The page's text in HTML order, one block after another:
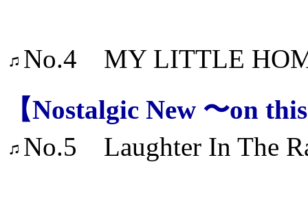
No.4 MY LITTLE
【Nostalgic New 〜on
No.5 Laughter In The